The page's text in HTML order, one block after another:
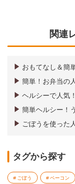
関連
おもてなし＆簡
簡単！お弁当の
ヘルシーで人気
簡単ヘルシー！
ごぼうを使った
タグから探す
ごぼう ベーコン